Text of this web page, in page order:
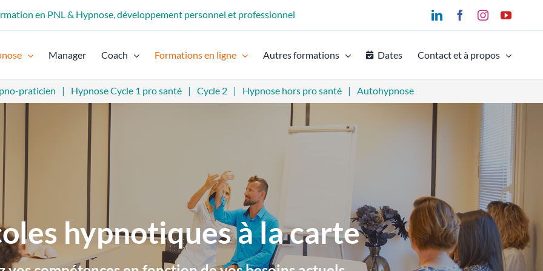
en PNL & Hypnose, développement personnel et professionnel LinkedInFacebookInstagram
Manager Coach Formations en ligne Autres formations Dates Contact et à propos
praticien Hypnose Cycle 1 pro santé Cycle 2 Hypnose hors pro santé Autohypnose
hypnotiques à la carte